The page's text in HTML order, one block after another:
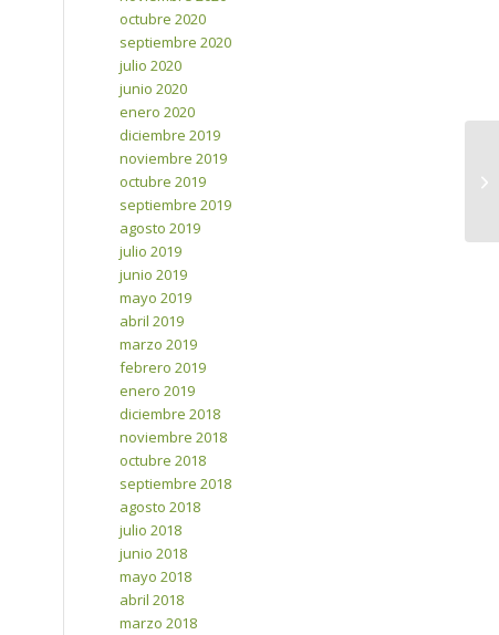
octubre 2020
septiembre 2020
julio 2020
junio 2020
enero 2020
diciembre 2019
noviembre 2019
octubre 2019
septiembre 2019
agosto 2019
julio 2019
junio 2019
mayo 2019
abril 2019
marzo 2019
febrero 2019
enero 2019
diciembre 2018
noviembre 2018
octubre 2018
septiembre 2018
agosto 2018
julio 2018
junio 2018
mayo 2018
abril 2018
marzo 2018